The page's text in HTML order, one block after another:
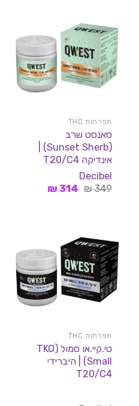
תפרחות THC
סאנסט שרב
(Sunset Sherb) |
אינדיקה T20/C4
Decibel
349
₪ המחיר
314
₪המחיר
תפרחות THC
טי.קיי.או סמול (TKO
Small) | היברידי
T20/C4